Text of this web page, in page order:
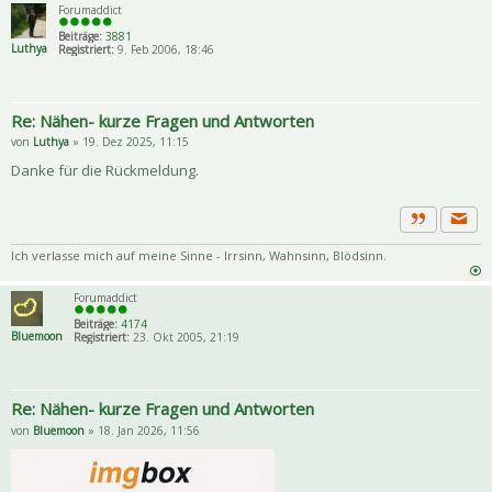
Luthya
Forumaddict
Beiträge: 3881
Registriert: 9. Feb 2006, 18:46
Re: Nähen- kurze Fragen und Antworten
von Luthya » 19. Dez 2025, 11:15
Danke für die Rückmeldung.
Zitat
Ich verlasse mich auf meine Sinne - Irrsinn, Wahnsinn, Blödsinn.
Bluemoon
Forumaddict
Beiträge: 4174
Registriert: 23. Okt 2005, 21:19
Re: Nähen- kurze Fragen und Antworten
von Bluemoon » 18. Jan 2026, 11:56